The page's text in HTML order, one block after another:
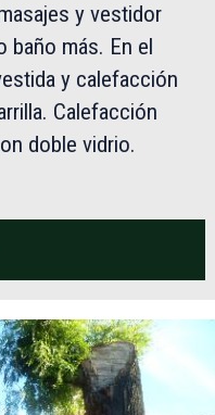
y vestidor
baño más. En el
y calefacción
Calefacción
doble vidrio.